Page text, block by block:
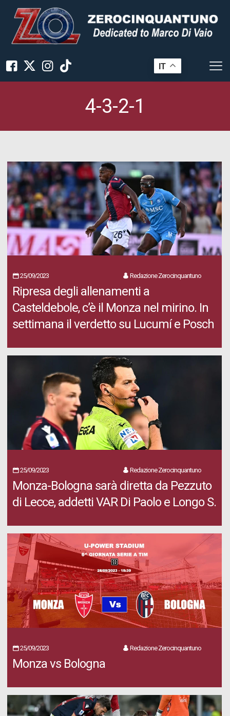
IT
4-3-2-1
25/09/2023 Redazione Zerocinquantuno
Ripresa degli allenamenti a
Casteldebole, c’è il Monza nel mirino. In
settimana il verdetto su Lucumí e Posch
25/09/2023 Redazione Zerocinquantuno
Monza-Bologna sarà diretta da Pezzuto
di Lecce, addetti VAR Di Paolo e Longo S.
25/09/2023 Redazione Zerocinquantuno
Monza vs Bologna